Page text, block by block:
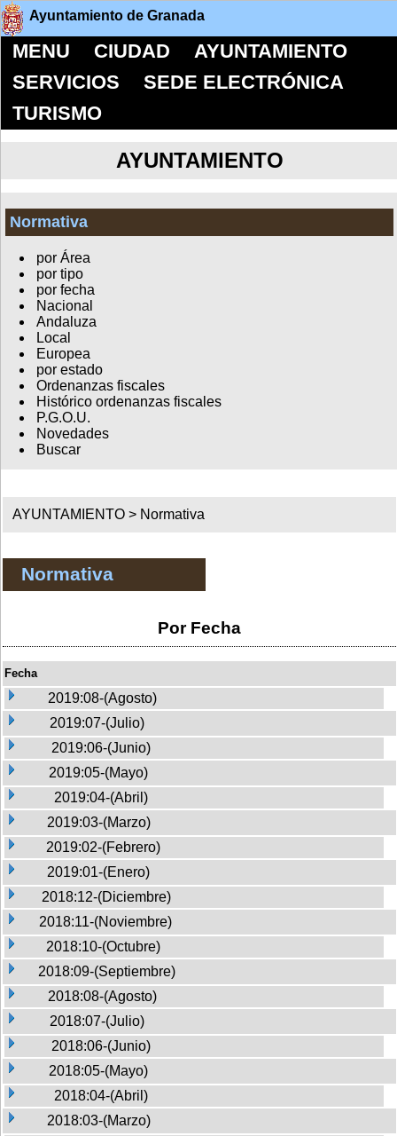
Ayuntamiento de Granada
MENU CIUDAD
AYUNTAMIENTO
SERVICIOS
SEDE ELECTRÓNICA
TURISMO
AYUNTAMIENTO
Normativa
por Área
por tipo
por fecha
Nacional
Andaluza
Local
Europea
por estado
Ordenanzas fiscales
Histórico ordenanzas fiscales
P.G.O.U.
Novedades
Buscar
AYUNTAMIENTO > Normativa
Normativa
Por Fecha
Fecha
2019:08-(Agosto)
2019:07-(Julio)
2019:06-(Junio)
2019:05-(Mayo)
2019:04-(Abril)
2019:03-(Marzo)
2019:02-(Febrero)
2019:01-(Enero)
2018:12-(Diciembre)
2018:11-(Noviembre)
2018:10-(Octubre)
2018:09-(Septiembre)
2018:08-(Agosto)
2018:07-(Julio)
2018:06-(Junio)
2018:05-(Mayo)
2018:04-(Abril)
2018:03-(Marzo)